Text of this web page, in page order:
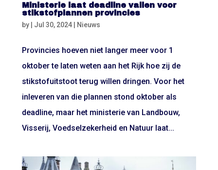
Ministerie laat deadline vallen voor
stikstofplannen provincies
by | Jul 30, 2024| Nieuws
Provincies hoeven niet langer meer voor 1
oktober te laten weten aan het Rijk hoe zij de
stikstofuitstoot terug willen dringen. Voor het
inleveren van die plannen stond oktober als
deadline, maar het ministerie van Landbouw,
Visserij, Voedselzekerheid en Natuur laat...